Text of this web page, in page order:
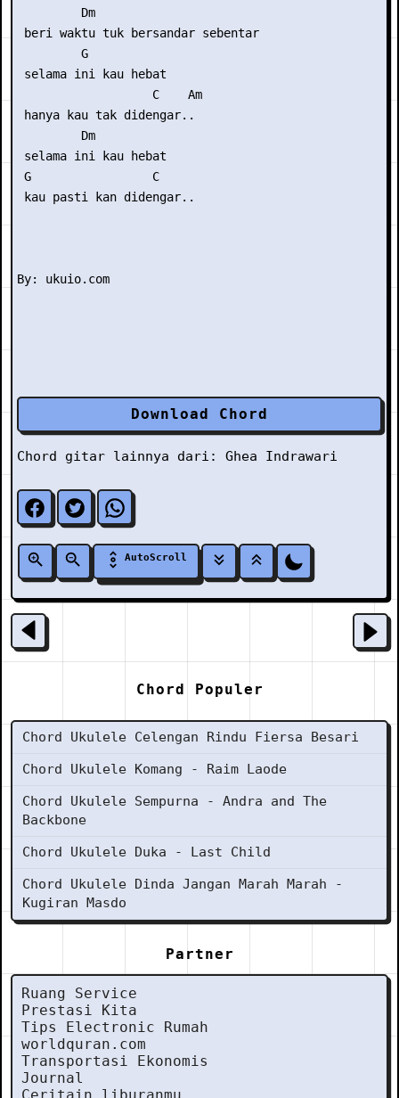
         Dm
beri waktu tuk bersandar sebentar
         G
selama ini kau hebat
                   C    Am
hanya kau tak didengar..
         Dm
selama ini kau hebat
G                 C
kau pasti kan didengar..
Download Chord
Chord gitar lainnya dari: Ghea Indrawari
AutoScroll
Chord Populer
Chord Ukulele Celengan Rindu Fiersa Besari
Chord Ukulele Komang - Raim Laode
Chord Ukulele Sempurna - Andra and The
Backbone
Chord Ukulele Duka - Last Child
Chord Ukulele Dinda Jangan Marah Marah -
Kugiran Masdo
Partner
Ruang Service
Prestasi Kita
Tips Electronic Rumah
worldquran.com
Transportasi Ekonomis
Journal